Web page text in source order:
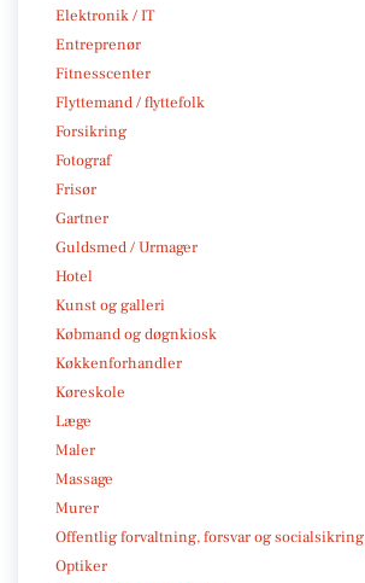
Elektronik / IT
Entreprenør
Fitnesscenter
Flyttemand / flyttefolk
Forsikring
Fotograf
Frisør
Gartner
Guldsmed / Urmager
Hotel
Kunst og galleri
Købmand og døgnkiosk
Køkkenforhandler
Køreskole
Læge
Maler
Massage
Murer
Offentlig forvaltning, forsvar og socialsikring
Optiker